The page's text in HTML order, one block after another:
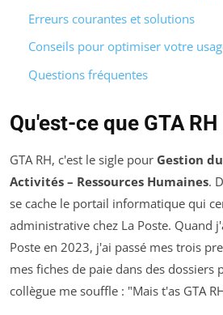
Erreurs courantes et solutions
Conseils pour optimiser votre
Questions fréquentes
Qu'est-ce que GTA
GTA RH, c'est le sigle pour Gestion
Activités – Ressources Humaines.
se cache le portail informatique qui
administrative chez La Poste. Quand
Poste en 2023, j'ai passé mes trois
mes fiches de paie dans des dossiers
collègue me souffle : "Mais t'as GTA